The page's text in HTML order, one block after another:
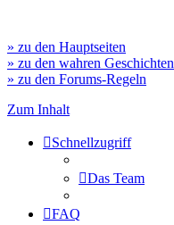
» zu den Hauptseiten
» zu den wahren Geschichten
» zu den Forums-Regeln
Zum Inhalt
Schnellzugriff
Das Team
FAQ